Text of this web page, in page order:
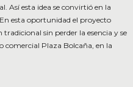
Así esta idea se convirtió en la
esta oportunidad el proyecto
sin perder la esencia y se
comercial Plaza Bolcaña, en la